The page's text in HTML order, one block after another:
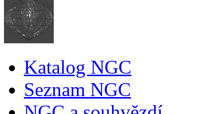
Katalog NGC
Seznam NGC